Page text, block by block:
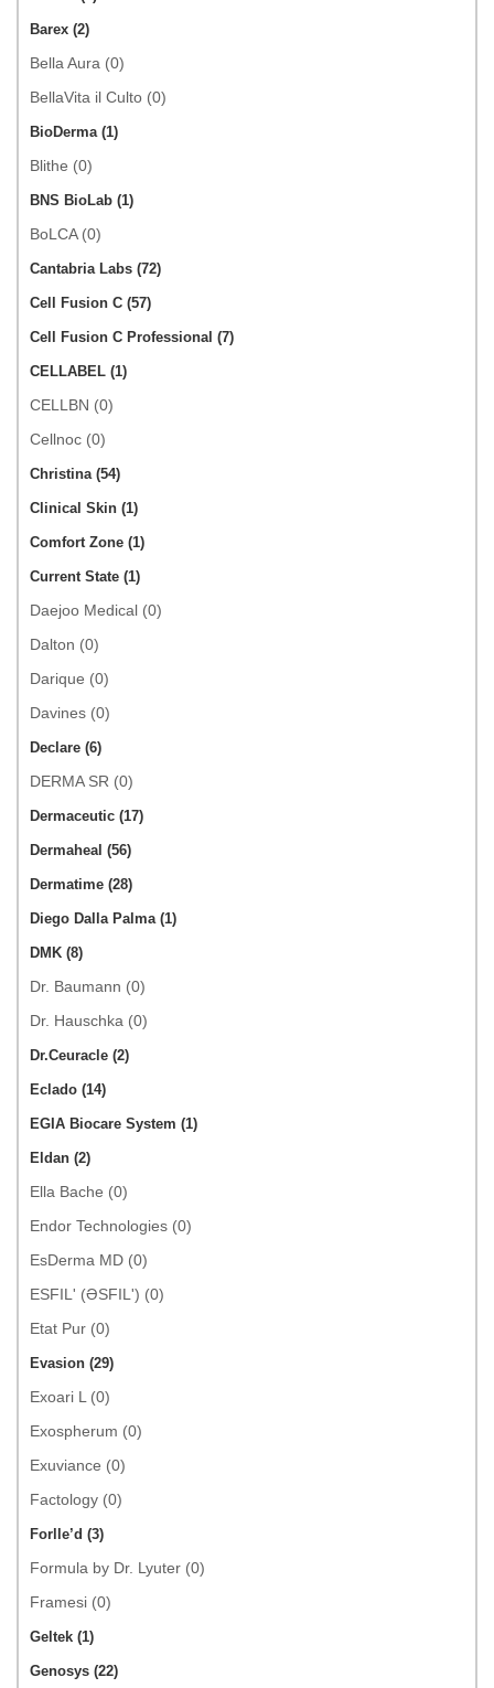
Barex (2)
Bella Aura (0)
BellaVita il Culto (0)
BioDerma (1)
Blithe (0)
BNS BioLab (1)
BoLCA (0)
Cantabria Labs (72)
Cell Fusion C (57)
Cell Fusion C Professional (7)
CELLABEL (1)
CELLBN (0)
Cellnoc (0)
Christina (54)
Clinical Skin (1)
Comfort Zone (1)
Current State (1)
Daejoo Medical (0)
Dalton (0)
Darique (0)
Davines (0)
Declare (6)
DERMA SR (0)
Dermaceutic (17)
Dermaheal (56)
Dermatime (28)
Diego Dalla Palma (1)
DMK (8)
Dr. Baumann (0)
Dr. Hauschka (0)
Dr.Ceuracle (2)
Eclado (14)
EGIA Biocare System (1)
Eldan (2)
Ella Bache (0)
Endor Technologies (0)
EsDerma MD (0)
ESFIL' (ƏSFIL') (0)
Etat Pur (0)
Evasion (29)
Exoari L (0)
Exospherum (0)
Exuviance (0)
Factology (0)
Forlle’d (3)
Formula by Dr. Lyuter (0)
Framesi (0)
Geltek (1)
Genosys (22)